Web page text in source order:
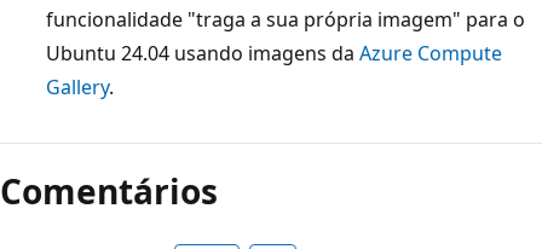
funcionalidade "traga a sua própria imagem" para o
Ubuntu 24.04 usando imagens da Azure Compute
Gallery.
Comentários